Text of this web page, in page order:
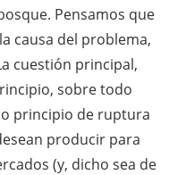
Pensamos que
causa del problema,
cuestión principal,
sobre todo
principio de ruptura
producir para
(y, dicho sea de